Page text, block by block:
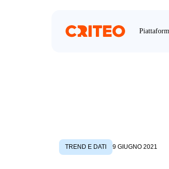
TREND E DATI 9 GIUGNO 2021